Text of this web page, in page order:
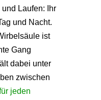
Laufen: Ihr
und Nacht.
ist
Gang
dabei unter
zwischen
jeden